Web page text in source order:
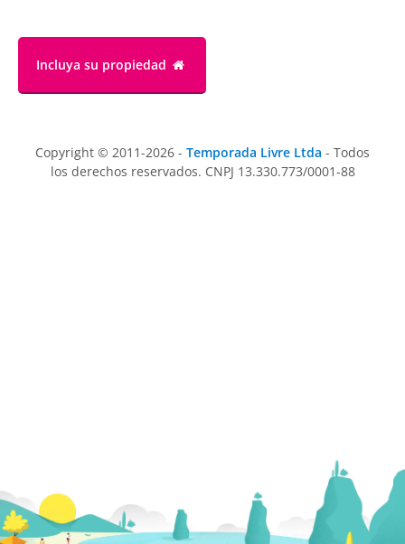
Incluya su propiedad
Copyright © 2011-2026 - Temporada Livre Ltda - Todos
los derechos reservados. CNPJ 13.330.773/0001-88